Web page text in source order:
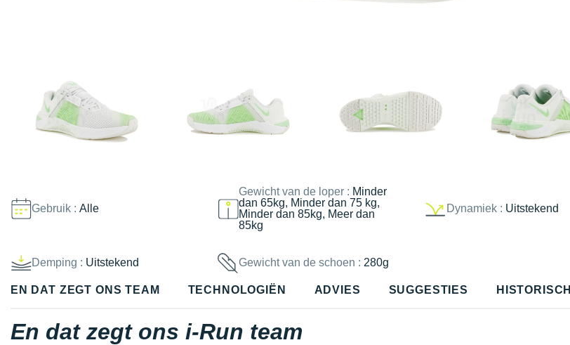
Gebruik : Alle
Gewicht van de loper : Minder
dan 65kg, Minder dan 75 kg,
Minder dan 85kg, Meer dan
85kg
Dynamiek : Uitstekend
Demping : Uitstekend Gewicht van de schoen : 280g
EN DAT ZEGT ONS TEAM TECHNOLOGIËN ADVIES SUGGESTIES HISTORISCH
En dat zegt ons i-Run team